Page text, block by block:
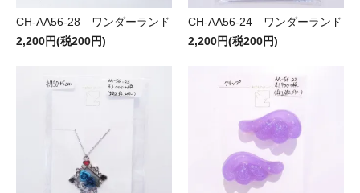
CH-AA56-28 ワンダーランド
2,200円(税200円)
CH-AA56-24 ワンダーランド
2,200円(税200円)